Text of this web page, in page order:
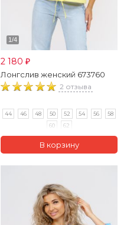
2 180 ₽
Лонгслив женский 673760
2 отзыва
44 46 48 50 52 54 56
58
60
62